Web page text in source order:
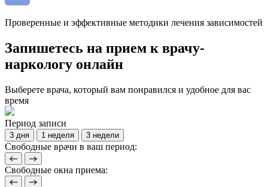
Проверенные и эффективные методики лечения зависимостей
Запишетесь на прием к врачу-
наркологу онлайн
Выберете врача, который вам понравился и удобное для вас
время
Период записи
3 дня 1 неделя 3 недели
Свободные врачи в ваш период:
Свободные окна приема: